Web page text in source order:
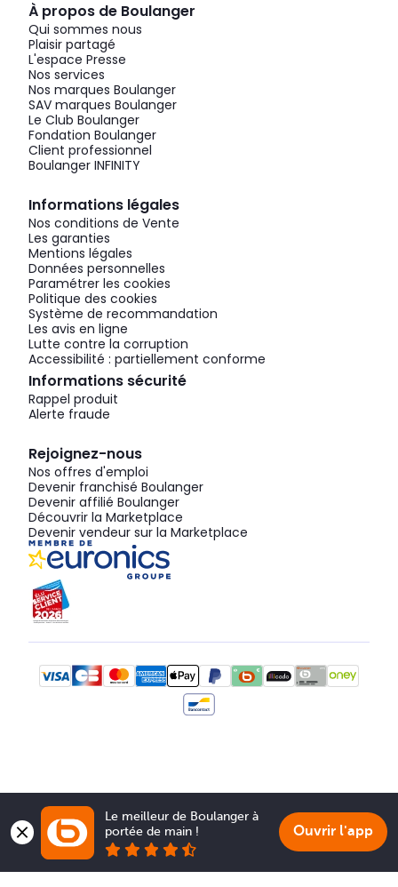
À propos de Boulanger
Qui sommes nous
Plaisir partagé
L'espace Presse
Nos services
Nos marques Boulanger
SAV marques Boulanger
Le Club Boulanger
Fondation Boulanger
Client professionnel
Boulanger INFINITY
Informations légales
Nos conditions de Vente
Les garanties
Mentions légales
Données personnelles
Paramétrer les cookies
Politique des cookies
Système de recommandation
Les avis en ligne
Lutte contre la corruption
Accessibilité : partiellement conforme
Informations sécurité
Rappel produit
Alerte fraude
Rejoignez-nous
Nos offres d'emploi
Devenir franchisé Boulanger
Devenir affilié Boulanger
Découvrir la Marketplace
Devenir vendeur sur la Marketplace
Le meilleur de Boulanger à
portée de main !
Ouvrir l'app